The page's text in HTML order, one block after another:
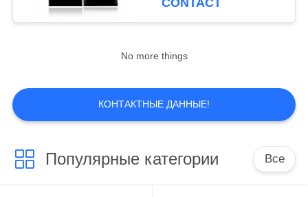
CONTACT
No more things
КОНТАКТНЫЕ ДАННЫЕ!
Популярные категории Все